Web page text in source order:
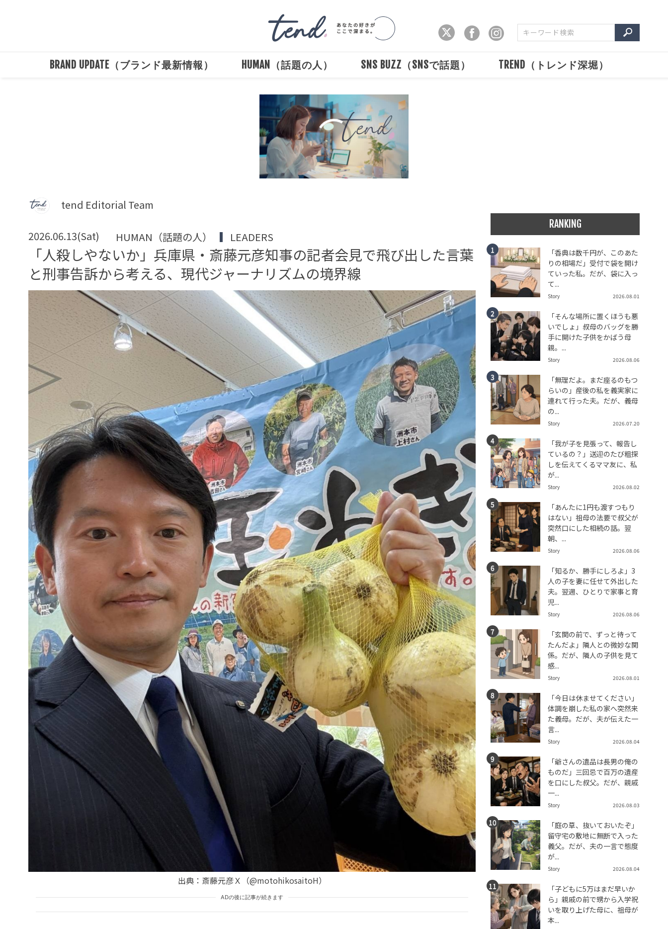
BRAND UPDATE（ブランド最新情報） HUMAN（話題の人） SNS BUZZ（SNSで話題） TREND（トレンド深堀）
00:00/ 00:30
tend Editorial Team
2026.06.13(Sat) HUMAN（話題の人） LEADERS
「人殺しやないか」兵庫県・斎藤元彦知事の記者会見で飛び出した言葉
と刑事告訴から考える、現代ジャーナリズムの境界線
出典：斎藤元彦Ｘ（@motohikosaitoH）
ADの後に記事が続きます
RANKING
「香典は数千円が、このあた
りの相場だ」受付で袋を開け
ていった私。だが、袋に入っ
て...
Story 2026.08.01
「そんな場所に置くほうも悪
いでしょ」叔母のバッグを勝
手に開けた子供をかばう母
親。...
Story 2026.08.06
「無理だよ。まだ座るのもつ
らいの」産後の私を義実家に
連れて行った夫。だが、義母
の...
Story 2026.07.20
「我が子を見張って、報告し
ているの？」送迎のたび粗探
しを伝えてくるママ友に、私
が...
Story 2026.08.02
「あんたに1円も渡すつもり
はない」祖母の法要で叔父が
突然口にした相続の話。翌
朝、...
Story 2026.08.06
「知るか、勝手にしろよ」3
人の子を妻に任せて外出した
夫。翌週、ひとりで家事と育
児...
Story 2026.08.06
「玄関の前で、ずっと待って
たんだよ」隣人との微妙な関
係。だが、隣人の子供を見て
感...
Story 2026.08.01
「今日は休ませてください」
体調を崩した私の家へ突然来
た義母。だが、夫が伝えた一
言...
Story 2026.08.04
「爺さんの遺品は長男の俺の
ものだ」三回忌で百万の遺産
を口にした叔父。だが、親戚
一...
Story 2026.08.03
「庭の草、抜いておいたぞ」
留守宅の敷地に無断で入った
義父。だが、夫の一言で態度
が...
Story 2026.08.04
「子どもに5万はまだ早いか
ら」親戚の前で甥から入学祝
いを取り上げた母に、祖母が
本...